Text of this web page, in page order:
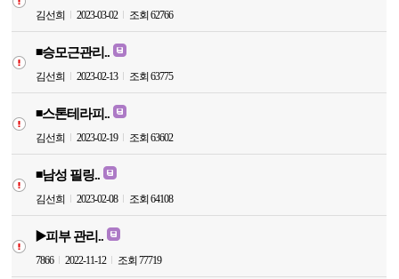
김선희 2023-03-02 조회 62766
◾️승모근관리..
김선희 2023-02-13 조회 63775
◾️스톤테라피..
김선희 2023-02-19 조회 63602
◾️남성 필링..
김선희 2023-02-08 조회 64108
▶️피부 관리..
7866 2022-11-12 조회 77719